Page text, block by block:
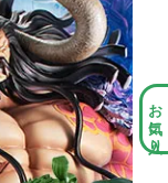
お気に入り